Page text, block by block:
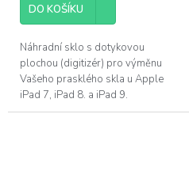
DO KOŠÍKU
Náhradní sklo s dotykovou
plochou (digitizér) pro výměnu
Vašeho prasklého skla u Apple
iPad 7, iPad 8. a iPad 9.
generace (má již dva průzory